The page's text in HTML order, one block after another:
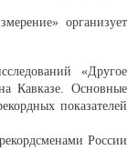
организует
«Другое
Кавказе. Основные
показателей
России